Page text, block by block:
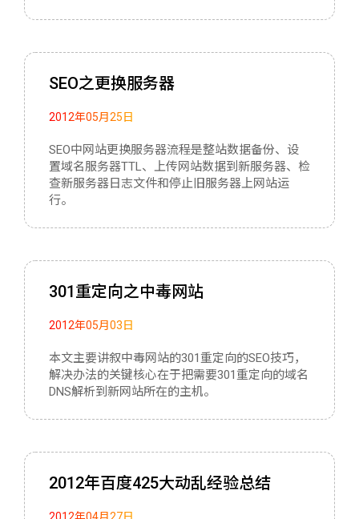
SEO之更换服务器
2012年05月25日
SEO中网站更换服务器流程是整站数据备份、设
置域名服务器TTL、上传网站数据到新服务器、检
查新服务器日志文件和停止旧服务器上网站运
行。
301重定向之中毒网站
2012年05月03日
本文主要讲叙中毒网站的301重定向的SEO技巧，
解决办法的关键核心在于把需要301重定向的域名
DNS解析到新网站所在的主机。
2012年百度425大动乱经验总结
2012年04月27日